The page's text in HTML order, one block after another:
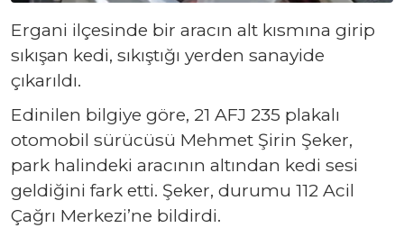
Ergani ilçesinde bir aracın alt kısmına girip
sıkışan kedi, sıkıştığı yerden sanayide
çıkarıldı.
Edinilen bilgiye göre, 21 AFJ 235 plakalı
otomobil sürücüsü Mehmet Şirin Şeker,
park halindeki aracının altından kedi sesi
geldiğini fark etti. Şeker, durumu 112 Acil
Çağrı Merkezi’ne bildirdi.